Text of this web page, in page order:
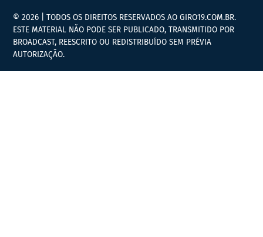
© 2026 | TODOS OS DIREITOS RESERVADOS AO GIRO19.COM.BR.
ESTE MATERIAL NÃO PODE SER PUBLICADO, TRANSMITIDO POR
BROADCAST, REESCRITO OU REDISTRIBUÍDO SEM PRÉVIA
AUTORIZAÇÃO.